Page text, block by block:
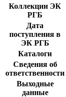
Коллекции ЭК
РГБ
Дата
поступления в
ЭК РГБ
Каталоги
Сведения об
ответственности
Выходные
данные